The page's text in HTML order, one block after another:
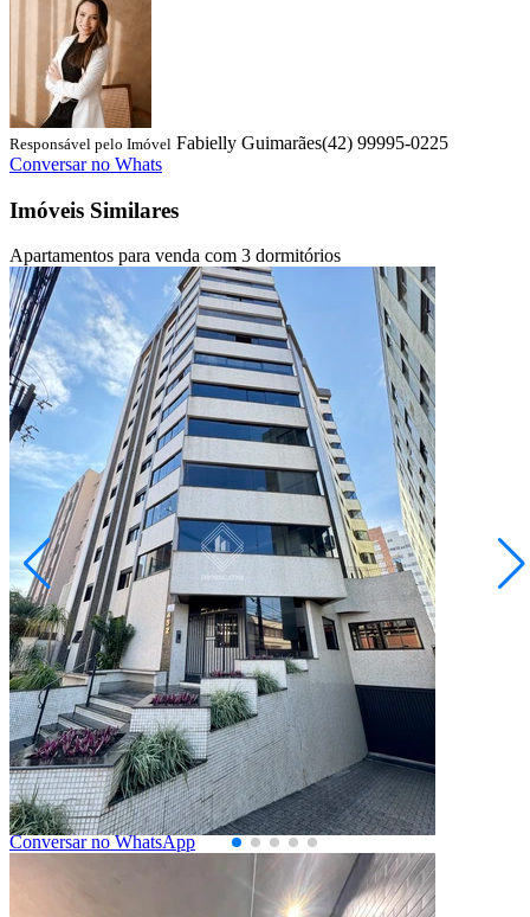
Responsável pelo Imóvel Fabielly Guimarães(42) 99995-0225
Conversar no Whats
Imóveis Similares
Apartamentos para venda com 3 dormitórios
Centro
R$ 1.100.000,00
Apartamento - Ed. De Leon
Ponta Grossa/PR
2073711.001
3Quartos
3Suítes
2Vagas
168,00Área Privativa (m²)
Conversar no WhatsApp